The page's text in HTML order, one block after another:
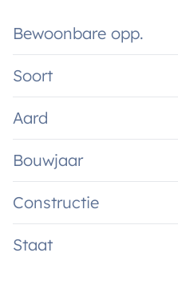
Bewoonbare opp.
Soort
Aard
Bouwjaar
Constructie
Staat